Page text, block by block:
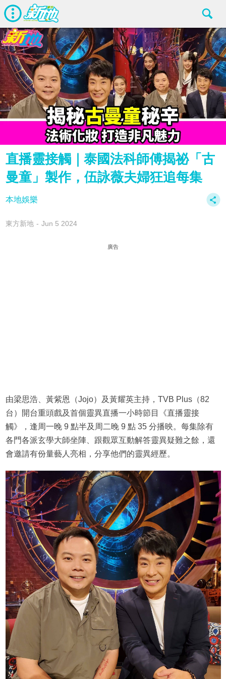
直播靈接觸｜泰國法科師傅揭祕「古
曼童」製作，伍詠薇夫婦狂追每集
本地娛樂
東方新地 Jun 5 2024
廣告
由梁思浩、黃紫恩（Jojo）及黃耀英主持，TVB Plus（82
台）開台重頭戲及首個靈異直播一小時節目《直播靈接
觸》，逢周一晚 9 點半及周二晚 9 點 35 分播映。每集除有
各門各派玄學大師坐陣、跟觀眾互動解答靈異疑難之餘，還
會邀請有份量藝人亮相，分享他們的靈異經歷。